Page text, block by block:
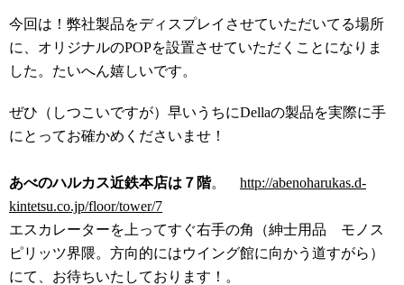
今回は！弊社製品をディスプレイさせていただいてる場所
に、オリジナルのPOPを設置させていただくことになりま
した。たいへん嬉しいです。
ぜひ（しつこいですが）早いうちにDellaの製品を実際に手
にとってお確かめくださいませ！
あべのハルカス近鉄本店は７階。 http://abenoharukas.d-
kintetsu.co.jp/floor/tower/7
エスカレーターを上ってすぐ右手の角（紳士用品 モノス
ピリッツ界隈。方向的にはウイング館に向かう道すがら）
にて、お待ちいたしております！。